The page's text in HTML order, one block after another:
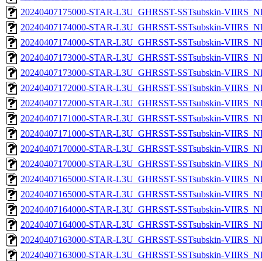
20240407175000-STAR-L3U_GHRSST-SSTsubskin-
20240407174000-STAR-L3U_GHRSST-SSTsubskin-
20240407174000-STAR-L3U_GHRSST-SSTsubskin-
20240407173000-STAR-L3U_GHRSST-SSTsubskin-
20240407173000-STAR-L3U_GHRSST-SSTsubskin-
20240407172000-STAR-L3U_GHRSST-SSTsubskin-
20240407172000-STAR-L3U_GHRSST-SSTsubskin-
20240407171000-STAR-L3U_GHRSST-SSTsubskin-
20240407171000-STAR-L3U_GHRSST-SSTsubskin-
20240407170000-STAR-L3U_GHRSST-SSTsubskin-
20240407170000-STAR-L3U_GHRSST-SSTsubskin-
20240407165000-STAR-L3U_GHRSST-SSTsubskin-
20240407165000-STAR-L3U_GHRSST-SSTsubskin-
20240407164000-STAR-L3U_GHRSST-SSTsubskin-
20240407164000-STAR-L3U_GHRSST-SSTsubskin-
20240407163000-STAR-L3U_GHRSST-SSTsubskin-
20240407163000-STAR-L3U_GHRSST-SSTsubskin-